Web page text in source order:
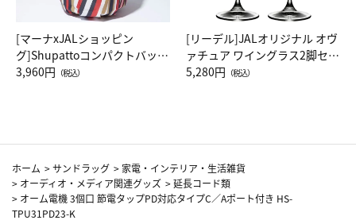
[マーナxJALショッピン
グ]Shupattoコンパクトバッグ
Drop JAL客室乗務員（LC）ス
3,960円 （税込）
[リーデル]JALオリジナル オヴ
ァチュア ワイングラス2脚セッ
ト（レッドワイン）
5,280円 （税込）
ホーム >サンドラッグ > 家電・インテリア・生活雑貨
> オーディオ・メディア関連グッズ >延長コード類
> オーム電機 3個口 節電タップPD対応タイプC／Aポート付き HS-
TPU31PD23-K